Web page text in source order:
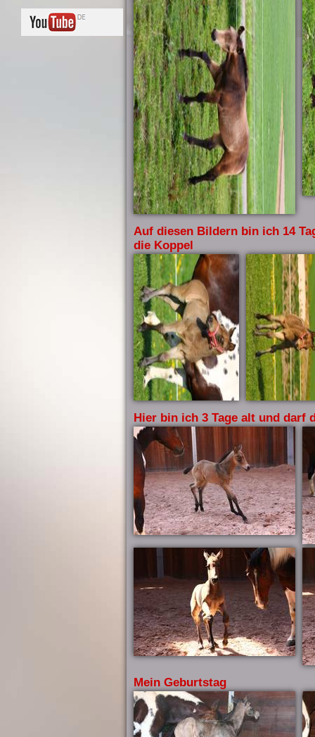
Auf diesen Bildern bin ich 14
die Koppel
Hier bin ich 3 Tage alt und darf
Mein Geburtstag